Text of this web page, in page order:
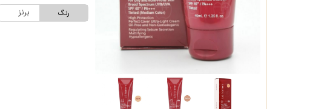
رنگ برنز